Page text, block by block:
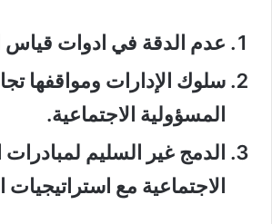
عدم الدقة في ادوات قياس
سلوك الإدارات ومواقفها
المسؤولية الاجتماعية.
الدمج غير السليم
الاجتماعية مع استراتيجيات